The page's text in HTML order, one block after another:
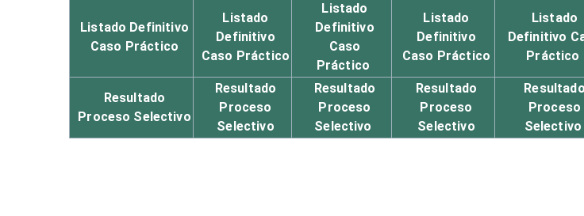
Listado Definitivo
Caso Práctico
Listado
Definitivo
Caso Práctico
Listado
Definitivo
Caso
Práctico
Listado
Definitivo
Caso Práctico
Listado
Definitivo
Práctico
Resultado
Proceso Selectivo
Resultado
Proceso
Selectivo
Resultado
Proceso
Selectivo
Resultado
Proceso
Selectivo
Resultado
Proceso
Selectivo